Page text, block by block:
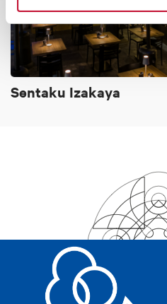
Sentaku Izakaya